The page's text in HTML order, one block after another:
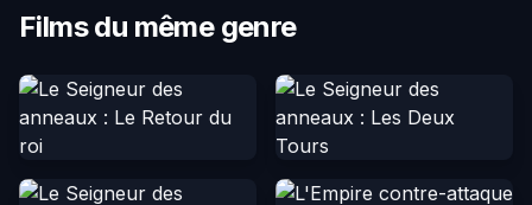
Films du même genre